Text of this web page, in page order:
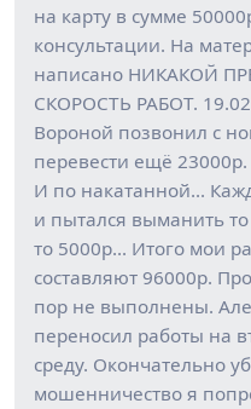
на карту в сумме
консультации. На
написано НИКАКОЙ
СКОРОСТЬ РАБОТ.
Вороной позвонил с
перевести ещё
И по накатанной…
и пытался выманить
то 5000р… Итого мои
составляют 96000р.
пор не выполнены.
переносил работы на
среду. Окончательно
мошенничество я